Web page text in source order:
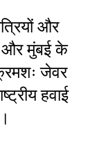
और
और मुंबई के
जेवर
हवाई